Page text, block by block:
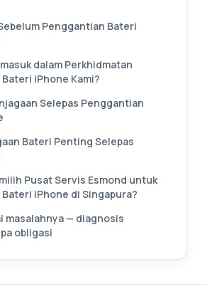
Penggantian Bateri
dalam Perkhidmatan
iPhone Kami?
Selepas Penggantian
Bateri Penting Selepas
Pusat Servis Esmond untuk
iPhone di Singapura?
masalahnya — diagnosis
obligasi